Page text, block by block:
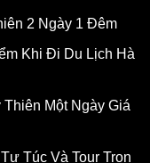
2 Ngày 1 Đêm
Khi Đi Du Lịch Hà
Thiên Một Ngày Giá
Túc Và Tour Trọn